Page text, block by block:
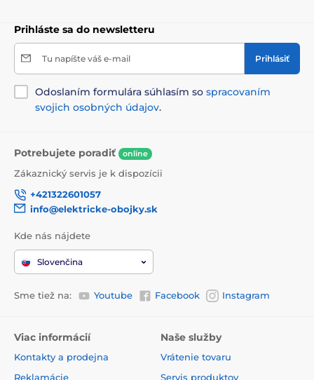
Prihláste sa do newsletteru
Tu napíšte váš e-mail Prihlásiť
Odoslaním formulára súhlasím so spracovaním
svojich osobných údajov.
Potrebujete poradiť online
Zákaznický servis je k dispozícii
+421322601057
info@elektricke-obojky.sk
Kde nás nájdete
Slovenčina
Sme tiež na: Youtube Facebook Instagram
Viac informácií
Kontakty a prodejna
Reklamácie
Naše služby
Vrátenie tovaru
Servis produktov